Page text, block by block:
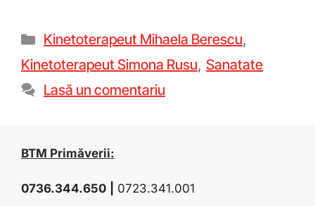
Kinetoterapeut Mihaela Berescu,
Kinetoterapeut Simona Rusu, Sanatate
Lasă un comentariu
BTM Primăverii:
0736.344.650 0723.341.001